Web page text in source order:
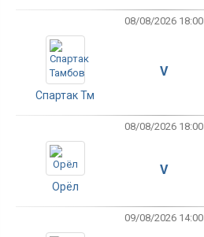
08/08/2026 18:00
Спартак Тм
V
08/08/2026 18:00
Орёл
V
09/08/2026 14:00